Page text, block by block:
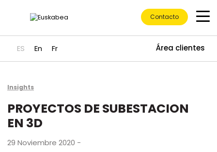
Ir directamente al contenido
ES En Fr Área clientes
Contacto
Insights
PROYECTOS DE SUBESTACION
EN 3D
29 Noviembre 2020 -